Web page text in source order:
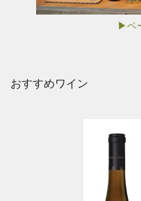
▶ベ
おすすめワイン